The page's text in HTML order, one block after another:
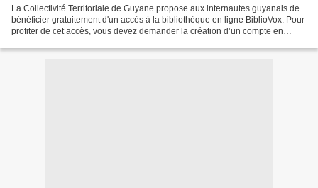
La Collectivité Territoriale de Guyane propose aux internautes guyanais de
bénéficier gratuitement d'un accès à la bibliothèque en ligne BiblioVox. Pour
profiter de cet accès, vous devez demander la création d’un compte en